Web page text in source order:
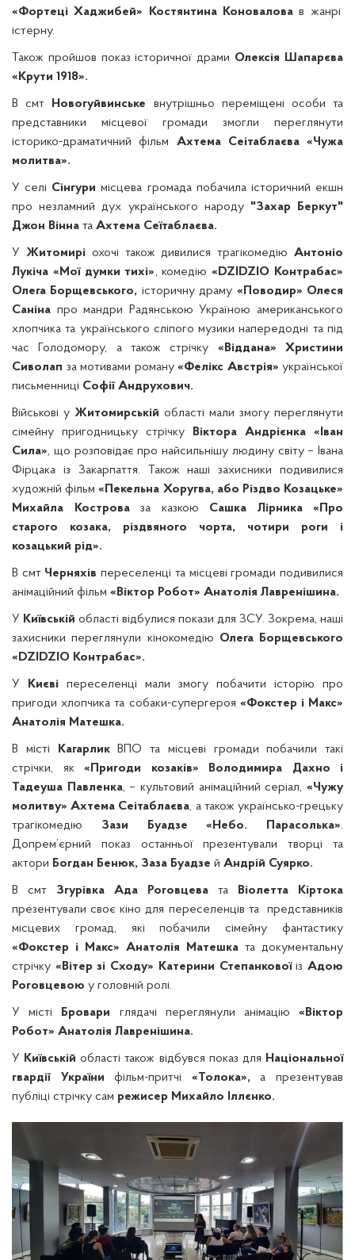
«Фортеці Хаджибей» Костянтина Коноваловав жанрі
істерну.
Також пройшов показ історичної драми Олексія Шапарєва
«Крути 1918».
В смт Новогуйвинське внутрішньо переміщені особи та
представники місцевої громади змогли переглянути
історико-драматичний фільм Ахтема Сеітаблаєва «Чужа
молитва».
У селі Сінгури місцева громада побачила історичний екшн
про незламний дух українського народу "Захар Беркут"
Джон Вінна та Ахтема Сеїтаблаєва.
У Житомиріохочі також дивилися трагікомедіюАнтоніо
Лукіча «Мої думки тихі», комедію«DZIDZIO Контрабас»
Олега Борщевського, історичну драму «Поводир» Олеся
Саніна про мандри Радянською Україною американського
хлопчика та українського сліпого музики напередодні та під
час Голодомору, а також стрічку «Віддана» Христини
Сиволап за мотивами роману «Фелікс Австрія» української
письменниці Софії Андрухович.
Військові у Житомирській області мали змогу переглянути
сімейну пригодницьку стрічку
Віктора Андрієнка «Іван
Сила», що розповідає про найсильнішу людину світу – Івана
Фірцака із Закарпаття. Також наші захисники подивилися
художній фільм«Пекельна Хоругва, або Різдво Козацьке»
Михайла Костроваза казкою Сашка Лірника «Про
старого козака, різдвяного чорта, чотири роги і
козацький рід».
В смтЧерняхівпереселенці та місцеві громади подивилися
анімаційний фільм «Віктор Робот» Анатолія Лавренішина.
У Київській області відбулися покази для ЗСУ. Зокрема, наші
захисники переглянули кінокомедію Олега Борщевського
«DZIDZIO Контрабас».
У Києві переселенці мали змогу побачити історію про
пригоди хлопчика та собаки-супергероя «Фокстер і Макс»
Анатолія Матешка.
В місті КагарликВПО та місцеві громади побачили такі
стрічки, як «Пригоди козаків» Володимира Дахно і
Тадеуша Павленка, – культовий анімаційний серіал,«Чужу
молитву» Ахтема Сеітаблаєва, а також українсько-грецьку
трагікомедію Зази Буадзе «Небо. Парасолька».
Допрем’єрний показ останньої презентували творці та
актори Богдан Бенюк, Заза Буадзе й Андрій Суярко.
В смт Згурівка Ада Роговцева та
Віолетта Кіртока
презентували своє кіно для переселенців та представників
місцевих громад, які побачили сімейну фантастику
«Фокстер і Макс» Анатолія Матешка та документальну
стрічку «Вітер зі Сходу» Катерини СтепанковоїізАдою
Роговцевою у головній ролі.
У місті Бровари глядачі переглянули анімацію«Віктор
Робот» Анатолія Лавренішина.
У Київській області також відбувся показ для Національної
гвардії України фільм-притчі «Толока»,а презентував
публіці стрічку сам режисер Михайло Іллєнко.